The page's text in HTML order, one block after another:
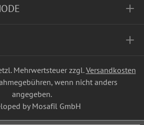
Mehrwertsteuer zzgl.Versandkosten
wenn nicht anders
angegeben.
by Mosafil GmbH